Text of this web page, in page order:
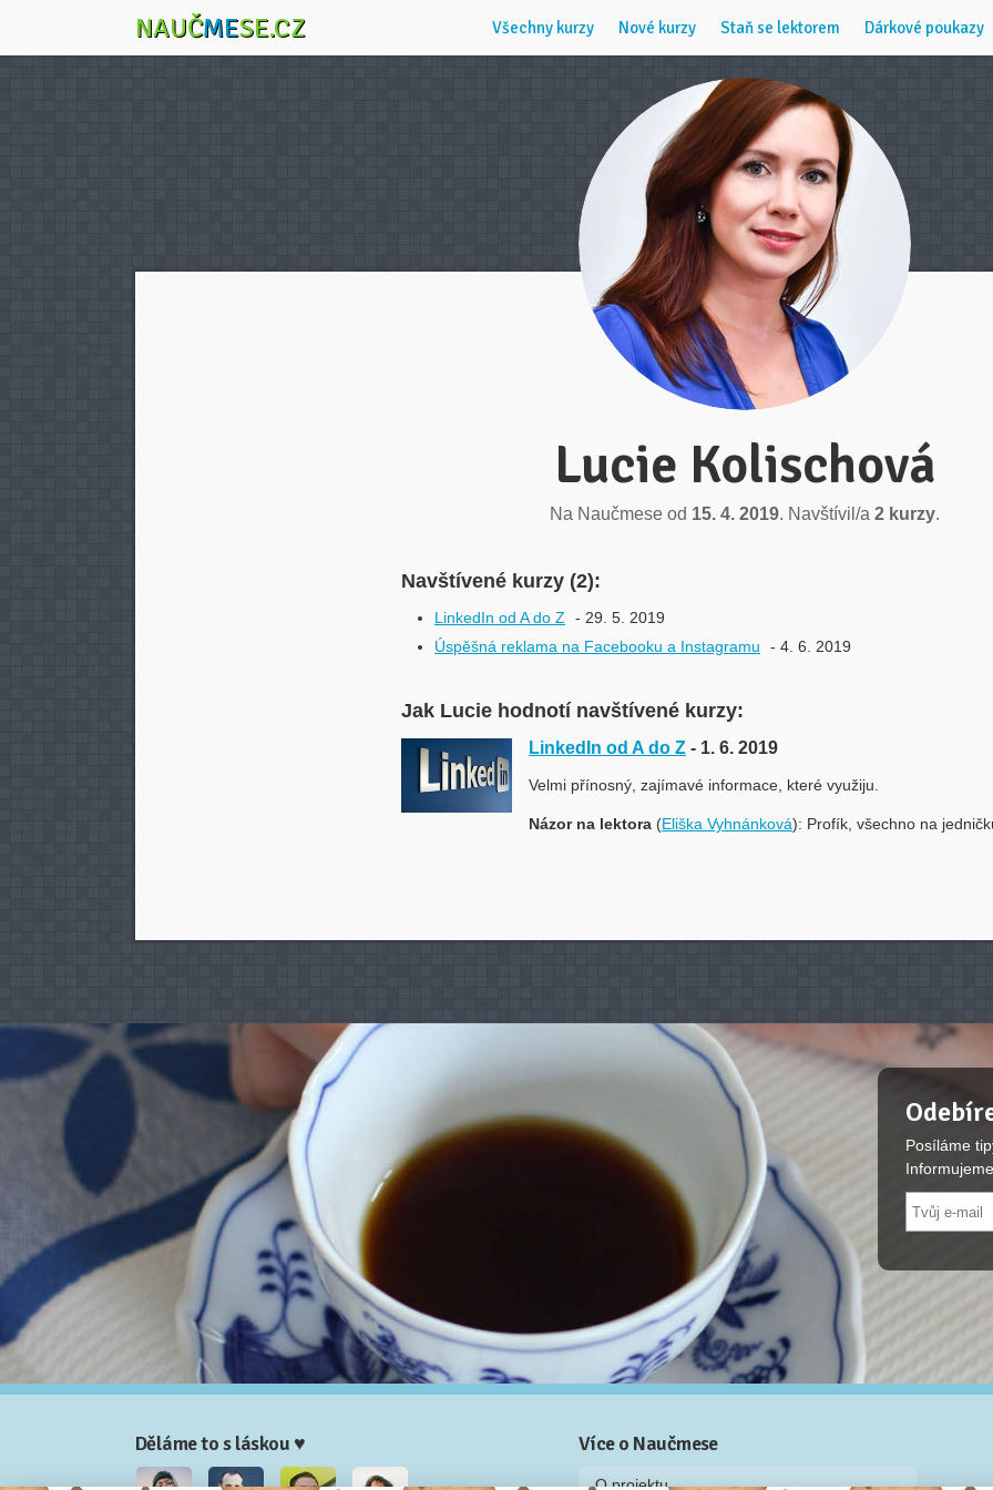
NAUČMESE.CZ Všechny kurzy Nové kurzy Staň se lektorem Dárkové poukazy
Lucie Kolischová
Na Naučmese od 15. 4. 2019. Navštívil/a 2 kurzy.
Navštívené kurzy (2):
LinkedIn od A do Z
- 29. 5. 2019
Úspěšná reklama na Facebooku a Instagramu
- 4. 6. 2019
Jak Lucie hodnotí navštívené kurzy:
LinkedIn od A do Z - 1. 6. 2019
Velmi přínosný, zajímavé informace, které využiju.
Názor na lektora (Eliška Vyhnánková): Profík, všechno na
Posíláme
Děláme to s láskou ♥ Více o Naučmese
O projektu